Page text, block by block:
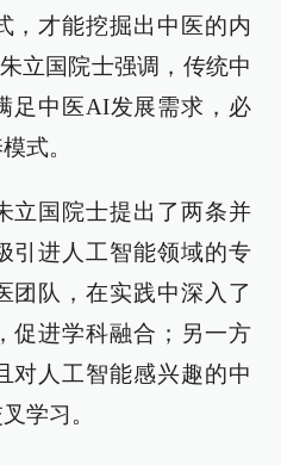
，才能挖掘出中医的内
立国院士强调，传统中
足中医AI发展需求，必
式。
立国院士提出了两条并
引进人工智能领域的专
团队，在实践中深入了
促进学科融合；另一方
对人工智能感兴趣的中
学习。